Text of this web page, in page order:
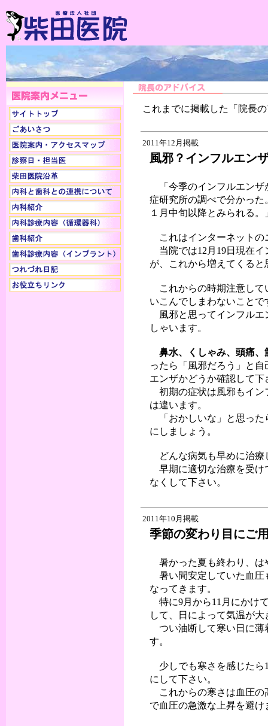
これまでに掲載した「院長
2011年12月掲載
風邪？インフルエン
「今季のインフルエンザ
症研究所の調べで分かっ
１月中旬以降とみられる。
これはインターネットの
当院では12月19日現在イ
が、これから増えてくると
これからの時期注意して
いこんでしまわないことで
風邪と思ってインフルエ
しゃいます。
鼻水、くしゃみ、頭痛、
ったら「風邪だろう」と
エンザかどうか確認して下
初期の症状は風邪もイン
は違います。
「おかしいな」と思った
にしましょう。
どんな病気も早めに治療
早期に適切な治療を受け
なくして下さい。
2011年10月掲載
季節の変わり目にご
暑かった夏も終わり、は
暑い間安定していた血圧
なってきます。
特に9月から11月にかけ
して、日によって気温が
つい油断して寒い日に薄
す。
少しでも寒さを感じたら
にして下さい。
これからの寒さは血圧の
で血圧の急激な上昇を避け